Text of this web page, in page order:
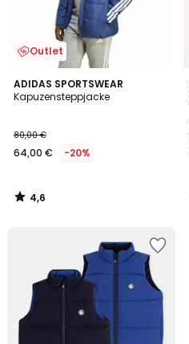
Outlet
ADIDAS SPORTSWEAR
Kapuzensteppjacke
80,00 €
64,00 € -20%
4,6
/ 5
4,6
/